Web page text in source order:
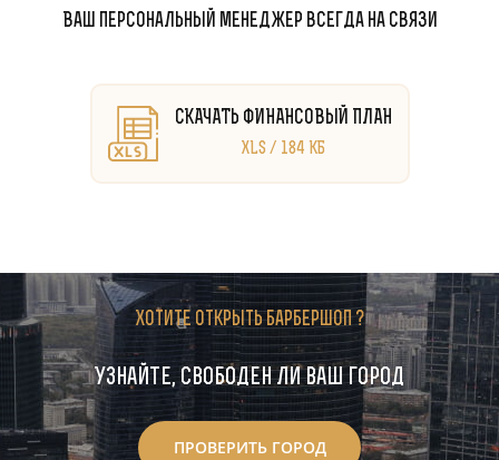
Ваш персональный менеджер всегда на связи
СКАЧАТЬ ФИНАНСОВЫЙ ПЛАН
XLS / 184 КБ
Хотите открыть барбершоп ?
Узнайте, свободен ли ваш город
ПРОВЕРИТЬ ГОРОД